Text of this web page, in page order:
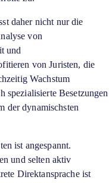
daher nicht nur die
von
und
von Juristen, die
Wachstum
spezialisierte Besetzungen
der dynamischsten
ist angespannt.
und selten aktiv
Direktansprache ist